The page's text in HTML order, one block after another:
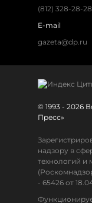
(812) 328-28-28
E-mail
gazeta@dp.ru
© 1993 - 2026
Пресс»
надзору в
технологий и
- 65426 от